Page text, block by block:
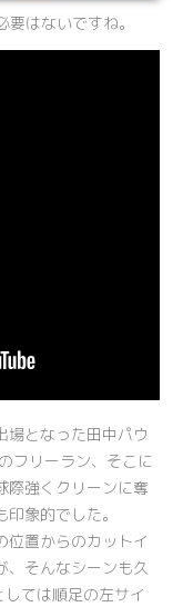
はないですね。
場となった田中パウ
フリーラン、そこに
際強くクリーンに奪
象的でした。
位置からのカットイ
、そんなシーンも久
ては順足の左サイ